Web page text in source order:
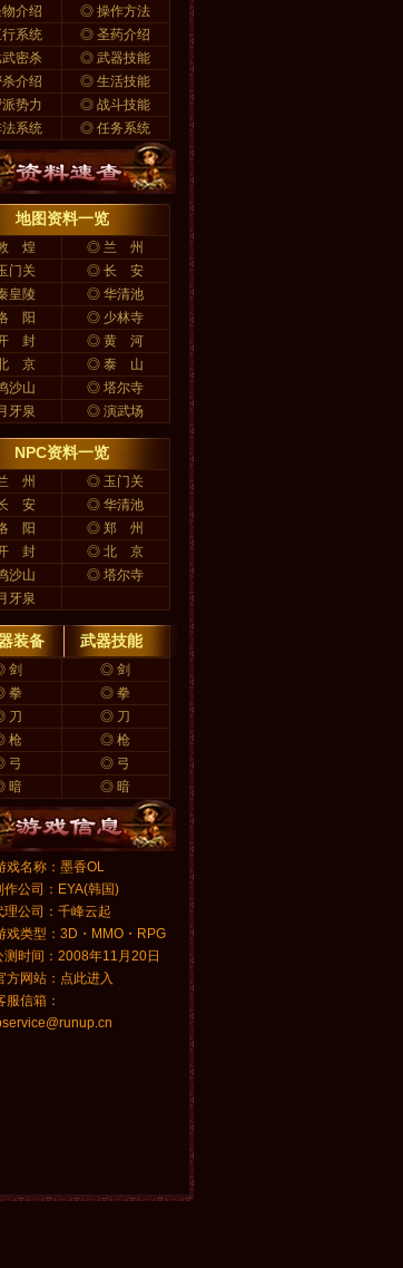
介绍 ◎ 操作方法
系统 ◎ 圣药介绍
武密杀 ◎ 武器技能
介绍 ◎ 生活技能
势力 ◎ 战斗技能
法系统 ◎ 任务系统
地图资料一览
煌 ◎ 兰 州
门关 ◎ 长 安
皇陵 ◎ 华清池
阳 ◎ 少林寺
封 ◎ 黄 河
京 ◎ 泰 山
沙山 ◎ 塔尔寺
牙泉 ◎ 演武场
NPC资料一览
州 ◎ 玉门关
安 ◎ 华清池
阳 ◎ 郑 州
封 ◎ 北 京
沙山 ◎ 塔尔寺
牙泉
装备 武器技能
剑 ◎ 剑
拳 ◎ 拳
刀 ◎ 刀
枪 ◎ 枪
弓 ◎ 弓
暗 ◎ 暗
名称：墨香OL
公司：EYA(韩国)
公司：千峰云起
类型：3D・MMO・RPG
时间： 2008年11月20日
网站： 点此进入
信箱：